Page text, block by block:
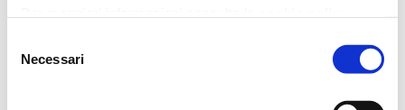
delNecessari
LEGGI TUTTO